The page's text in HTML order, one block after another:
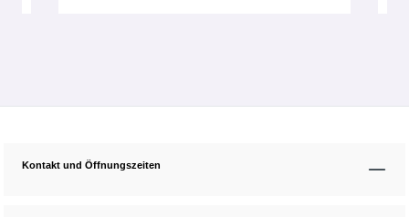
Kontakt und Öffnungszeiten